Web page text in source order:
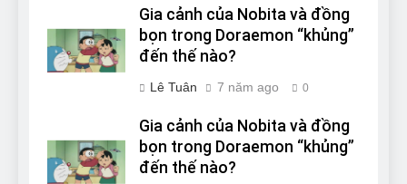
Gia cảnh của Nobita và đồng
bọn trong Doraemon “khủng”
đến thế nào?
Lê Tuân 7 năm ago 0
Gia cảnh của Nobita và đồng
bọn trong Doraemon “khủng”
đến thế nào?